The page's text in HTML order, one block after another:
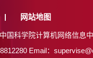
网站地图
国科学院计算机网络信息
Email：